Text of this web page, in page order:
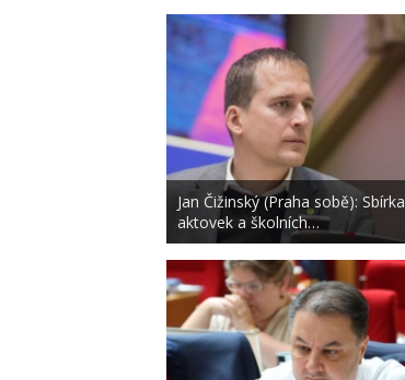
Jan Čižinský (Praha sobě): Sbírka
aktovek a školních…